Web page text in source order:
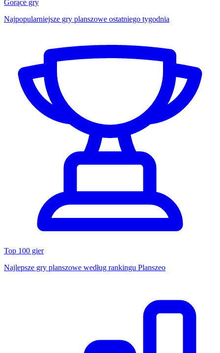
Gorące gry
Najpopularniejsze gry planszowe ostatniego tygodnia
Top 100 gier
Najlepsze gry planszowe według rankingu Planszeo